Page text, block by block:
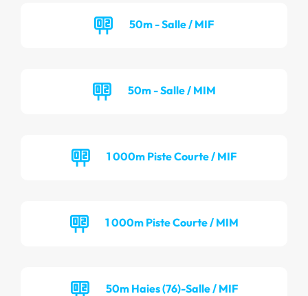
50m - Salle / MIF
50m - Salle / MIM
1 000m Piste Courte / MIF
1 000m Piste Courte / MIM
50m Haies (76)-Salle / MIF